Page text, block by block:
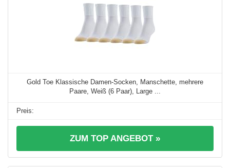
Gold Toe Klassische Damen-Socken, Manschette, mehrere
Paare, Weiß (6 Paar), Large ...
ZUM TOP ANGEBOT »